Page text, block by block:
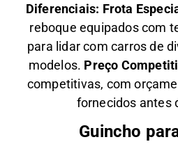
Diferenciais: Frota
reboque equipados com
para lidar com carros de
modelos. Preço
competitivas, com
fornecidos antes
Guincho